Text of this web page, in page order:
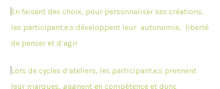
En faisant des choix, pour personnaliser ses créations,
les participant.e.s développent leur autonomie, liberté
de penser et d’agir
Lors de cycles d’ateliers, les participant.e.s prennent
leur marques, gagnent en compétence et donc